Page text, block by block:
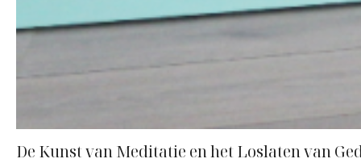
De Kunst van Meditatie en het Loslaten van